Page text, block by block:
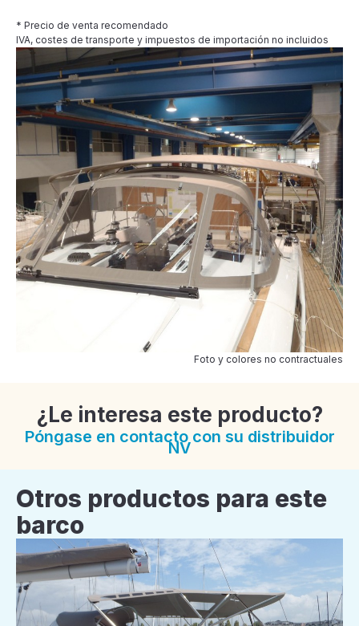
* Precio de venta recomendado
IVA, costes de transporte y impuestos de importación no incluidos
Foto y colores no contractuales
¿Le interesa este producto?
Póngase en contacto con su distribuidor
NV
Otros productos para este
barco